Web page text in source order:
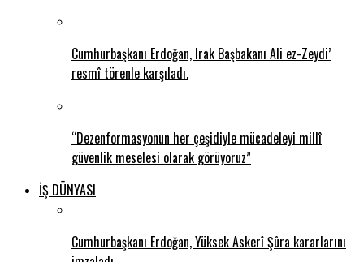
Cumhurbaşkanı Erdoğan, Irak Başbakanı Ali ez-Zeydi’
resmî törenle karşıladı.
“Dezenformasyonun her çeşidiyle mücadeleyi millî
güvenlik meselesi olarak görüyoruz”
İŞ DÜNYASI
Cumhurbaşkanı Erdoğan, Yüksek Askerî Şûra kararlarını